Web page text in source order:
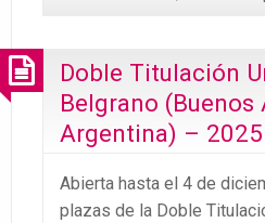
Doble Titulación
Belgrano (Buenos
Argentina) –
Abierta hasta el 4 de
plazas de la Doble